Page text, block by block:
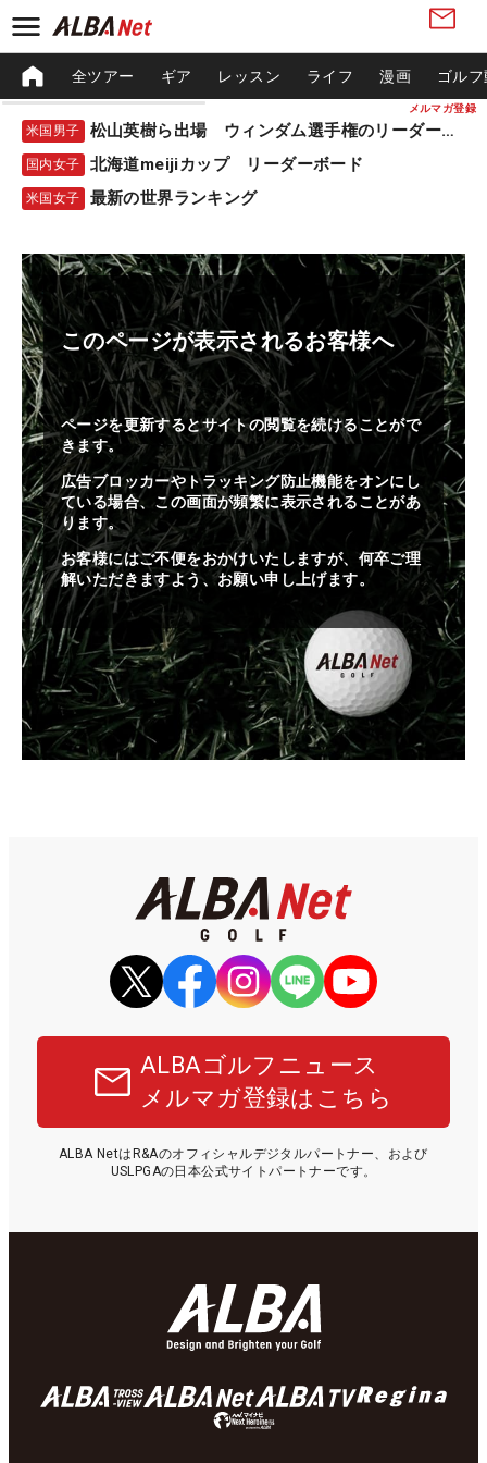
メルマガ登録
全ツアー ギア レッスン ライフ 漫画 ゴル
米国男子 松山英樹ら出場 ウィンダム選手権のリーダーボード
国内女子 北海道meijiカップ リーダーボード
米国女子 最新の世界ランキング
このページが表示されるお客様へ
ページを更新するとサイトの閲覧を続けることがで
きます。
広告ブロッカーやトラッキング防止機能をオンにし
ている場合、この画面が頻繁に表示されることがあ
ります。
お客様にはご不便をおかけいたしますが、何卒ご理
解いただきますよう、お願い申し上げます。
ALBAゴルフニュース
メルマガ登録はこちら
ALBA NetはR&Aのオフィシャルデジタルパートナー、および
USLPGAの日本公式サイトパートナーです。